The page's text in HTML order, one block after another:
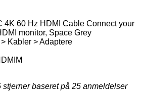
4K 60 Hz HDMI Cable Connect your
monitor, Space Grey
Kabler > Adaptere
stjerner baseret på 25 anmeldelser